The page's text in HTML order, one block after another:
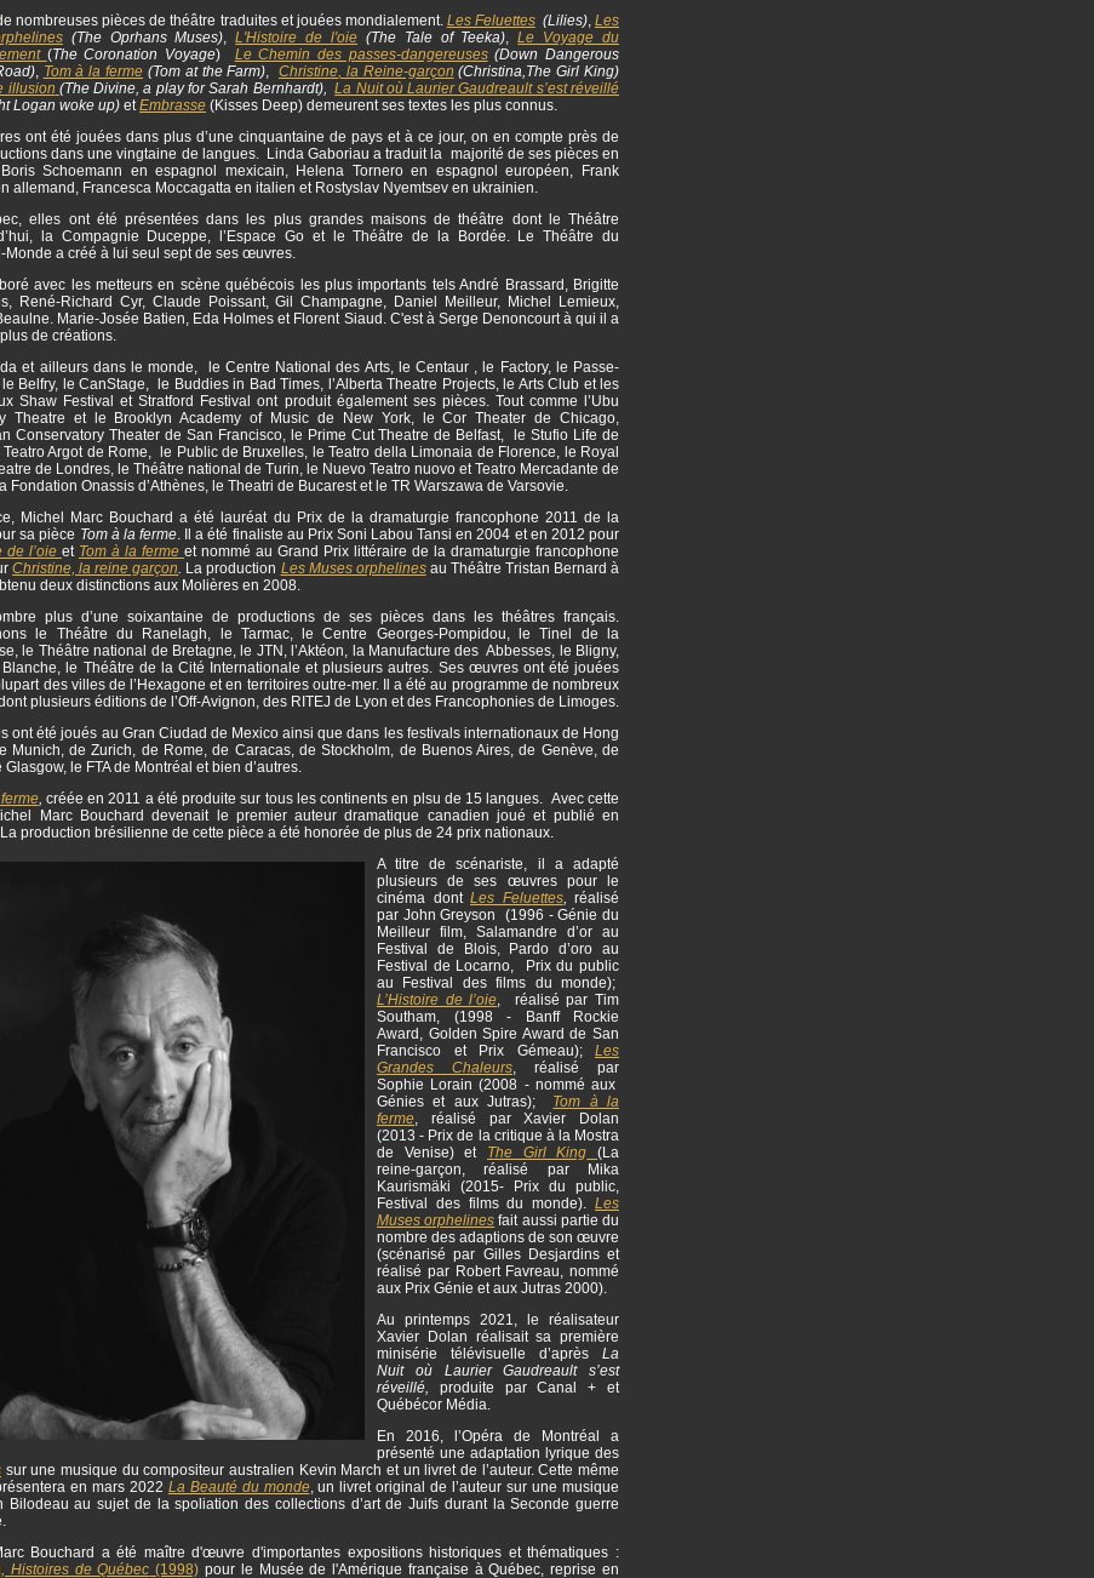
nombreuses pièces de théâtre traduites et jouées mondialement. Les Feluettes(Lilies), Les
(The Oprhans Muses) ,L'Histoire de l'oie (The Tale of Teeka) ,Le Voyage du
(The Coronation Voyage) Le Chemin des passes-dangereuses(Down Dangerous
, Tom à la ferme (Tom at the Farm) Christine, la Reine-garçon (Christina,The Girl King)
illusion (The Divine, a play for Sarah Bernhardt),
La Nuit où Laurier Gaudreault s’est réveillé
Logan woke up) et Embrasse (Kisses Deep) demeurent ses textes les plus connus.
ont été jouées dans plus d’une cinquantaine de pays et à ce jour, on en compte près de
dans une vingtaine de langues. Linda Gaboriau a traduit la majorité de ses pièces en
Schoemann en espagnol mexicain, Helena Tornero en espagnol européen, Frank
allemand, Francesca Moccagatta en italien et Rostyslav Nyemtsev en ukrainien.
elles ont été présentées dans les plus grandes maisons de théâtre dont le Théâtre
la Compagnie Duceppe, l’Espace Go et le Théâtre de la Bordée. Le Théâtre du
Monde a créé à lui seul sept de ses œuvres.
avec les metteurs en scène québécois les plus importants tels André Brassard, Brigitte
René-Richard Cyr, Claude Poissant, Gil Champagne, Daniel Meilleur, Michel Lemieux,
Marie-Josée Batien, Eda Holmes et Florent Siaud. C'est à Serge Denoncourt à qui il a
de créations.
et ailleurs dans le monde, le Centre National des Arts, le Centaur , le Factory, le Passe-
Belfry, le CanStage, le Buddies in Bad Times, l’Alberta Theatre Projects, le Arts Club et les
Shaw Festival et Stratford Festival ont produit également ses pièces. Tout comme l’Ubu
Theatre et le Brooklyn Academy of Music de New York, le Cor Theater de Chicago,
Conservatory Theater de San Francisco, le Prime Cut Theatre de Belfast, le Stufio Life de
Teatro Argot de Rome, le Public de Bruxelles, le Teatro della Limonaia de Florence, le Royal
de Londres, le Théâtre national de Turin, le Nuevo Teatro nuovo et Teatro Mercadante de
Fondation Onassis d’Athènes, le Theatri de Bucarest et le TR Warszawa de Varsovie.
Michel Marc Bouchard a été lauréat du Prix de la dramaturgie francophone 2011 de la
sa pièce Tom à la ferme. Il a été finaliste au Prix Soni Labou Tansi en 2004 et en 2012 pour
de l’oie et Tom à la ferme et nommé au Grand Prix littéraire de la dramaturgie francophone
Christine, la reine garçon La production Les Muses orphelinesau Théâtre Tristan Bernard à
deux distinctions aux Molières en 2008.
plus d’une soixantaine de productions de ses pièces dans les théâtres français.
le Théâtre du Ranelagh, le Tarmac, le Centre Georges-Pompidou, le Tinel de la
le Théâtre national de Bretagne, le JTN, l’Aktéon, la Manufacture des Abbesses, le Bligny,
le Théâtre de la Cité Internationale et plusieurs autres. Ses œuvres ont été jouées
des villes de l’Hexagone et en territoires outre-mer. Il a été au programme de nombreux
plusieurs éditions de l’Off-Avignon, des RITEJ de Lyon et des Francophonies de Limoges.
ont été joués au Gran Ciudad de Mexico ainsi que dans les festivals internationaux de Hong
Munich, de Zurich, de Rome, de Caracas, de Stockholm, de Buenos Aires, de Genève, de
Glasgow, le FTA de Montréal et bien d’autres.
, créée en 2011 a été produite sur tous les continents en plsu de 15 langues. Avec cette
Marc Bouchard devenait le premier auteur dramatique canadien joué et publié en
production brésilienne de cette pièce a été honorée de plus de 24 prix nationaux.
A titre de scénariste, il a adapté
plusieurs de ses œuvres pour le
cinéma dont Les Feluettes,
réalisé
par John Greyson (1996 - Génie du
Meilleur film, Salamandre d’or au
Festival de Blois, Pardo d’oro au
Festival de Locarno, Prix du public
au Festival des films du monde);
L’Histoire de l’oie , réalisé par Tim
Southam, (1998 - Banff Rockie
Award, Golden Spire Award de San
Francisco et Prix Gémeau); Les
Grandes Chaleurs , réalisé par
Sophie Lorain (2008 - nommé aux
Génies et aux Jutras); Tom à la
ferme , réalisé par Xavier Dolan
(2013 - Prix de la critique à la Mostra
de Venise) et The Girl King
(La
reine-garçon, réalisé par Mika
Kaurismäki (2015- Prix du public,
Festival des films du monde). Les
Muses orphelines fait aussi partie du
nombre des adaptions de son œuvre
(scénarisé par Gilles Desjardins et
réalisé par Robert Favreau, nommé
aux Prix Génie et aux Jutras 2000).
Au printemps 2021, le réalisateur
Xavier Dolan réalisait sa première
minisérie télévisuelle d’après La
Nuit où Laurier Gaudreault s’est
réveillé, produite par Canal + et
Québécor Média.
En 2016, l’Opéra de Montréal a
présenté une adaptation lyrique des
sur une musique du compositeur australien Kevin March et un livret de l’auteur. Cette même
en mars 2022 La Beauté du monde, un livret original de l’auteur sur une musique
Bilodeau au sujet de la spoliation des collections d’art de Juifs durant la Seconde guerre
Bouchard a été maître d'œuvre d'importantes expositions historiques et thématiques :
Histoires de Québec (1998) pour le Musée de l'Amérique française à Québec, reprise en